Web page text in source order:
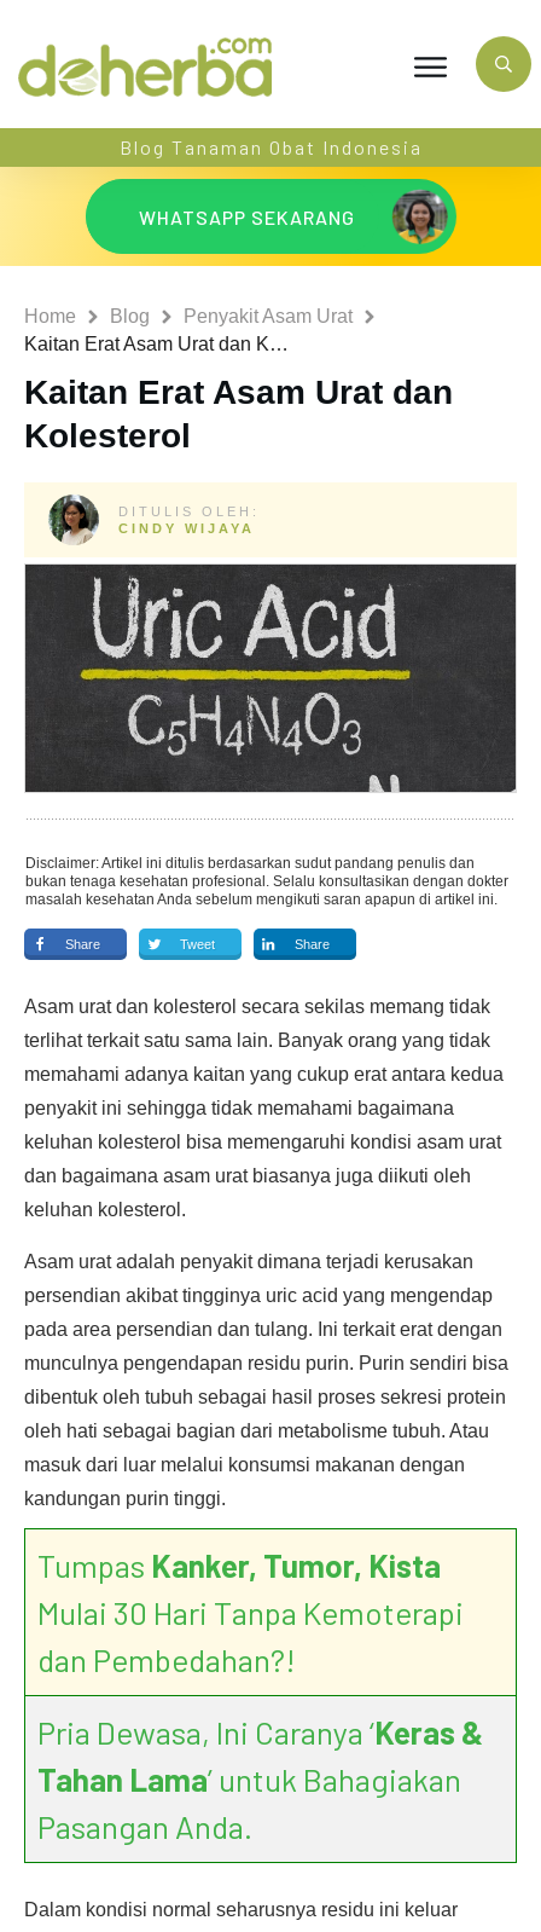
Blog Tanaman Obat Indonesia
WHATSAPP SEKARANG
Home Blog
Penyakit Asam Urat
Kaitan Erat Asam Urat dan Kolesterol
Kaitan Erat Asam Urat dan
Kolesterol
DITULIS OLEH:
CINDY WIJAYA
Disclaimer: Artikel ini ditulis berdasarkan sudut pandang penulis dan
bukan tenaga kesehatan profesional. Selalu konsultasikan dengan dokter
masalah kesehatan Anda sebelum mengikuti saran apapun di artikel ini.
Share Tweet Share
Asam urat dan kolesterol secara sekilas memang tidak
terlihat terkait satu sama lain. Banyak orang yang tidak
memahami adanya kaitan yang cukup erat antara kedua
penyakit ini sehingga tidak memahami bagaimana
keluhan kolesterol bisa memengaruhi kondisi asam urat
dan bagaimana asam urat biasanya juga diikuti oleh
keluhan kolesterol.
Asam urat adalah penyakit dimana terjadi kerusakan
persendian akibat tingginya uric acid yang mengendap
pada area persendian dan tulang. Ini terkait erat dengan
munculnya pengendapan residu purin. Purin sendiri bisa
dibentuk oleh tubuh sebagai hasil proses sekresi protein
oleh hati sebagai bagian dari metabolisme tubuh. Atau
masuk dari luar melalui konsumsi makanan dengan
kandungan purin tinggi.
Tumpas Kanker, Tumor, Kista
Mulai 30 Hari Tanpa Kemoterapi
dan Pembedahan?!
Pria Dewasa, Ini Caranya ‘Keras &
Tahan Lama’ untuk Bahagiakan
Pasangan Anda.
Dalam kondisi normal seharusnya residu ini keluar